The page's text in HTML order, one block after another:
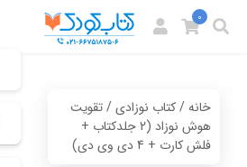
0
خانه/کتاب نوزادی/ تقویت
هوش نوزاد (2 جلدکتاب +
فلش کارت + 4 دی وی دی)